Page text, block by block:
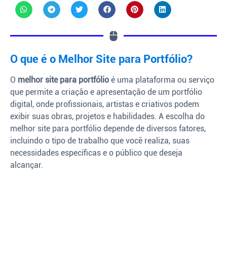
O que é o Melhor Site para Portfólio?
O melhor site para portfólio é uma plataforma ou serviço
que permite a criação e apresentação de um portfólio
digital, onde profissionais, artistas e criativos podem
exibir suas obras, projetos e habilidades. A escolha do
melhor site para portfólio depende de diversos fatores,
incluindo o tipo de trabalho que você realiza, suas
necessidades específicas e o público que deseja
alcançar.